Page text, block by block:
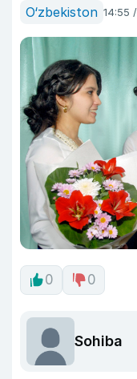
O‘zbekiston 14:55
0 0
Sohiba